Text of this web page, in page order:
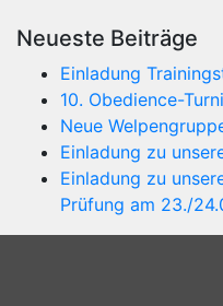
Neueste Beiträge
Einladung
10. Obedience-
Neue
Einladung zu
Einladung zu
Prüfung am 23./